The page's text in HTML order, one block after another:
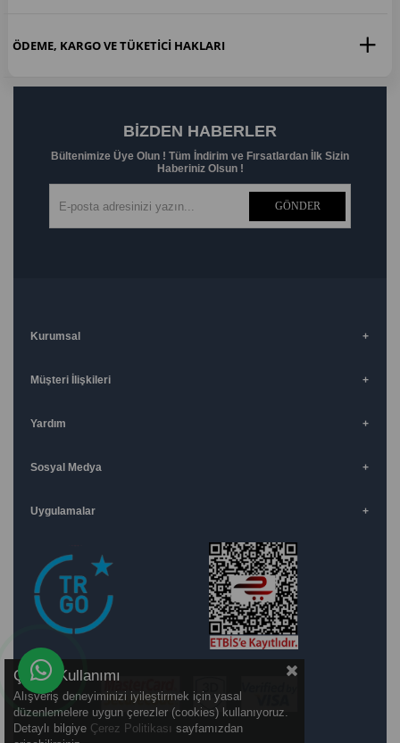
ÖDEME, KARGO VE TÜKETICI HAKLARI
BIZDEN HABERLER
Bültenimize Üye Olun ! Tüm İndirim ve Fırsatlardan İlk Sizin
Haberiniz Olsun !
GÖNDER
Kurumsal
Müşteri İlişkileri
Yardım
Sosyal Medya
Uygulamalar
Çerez Kullanımı
Alışveriş deneyiminizi iyileştirmek için yasal
düzenlemelere uygun çerezler (cookies) kullanıyoruz.
Detaylı bilgiye Çerez Politikası sayfamızdan